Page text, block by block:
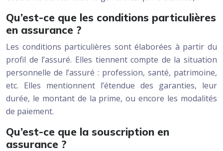
Qu’est-ce que les conditions particulières
en assurance ?
Les conditions particulières sont élaborées à partir du
profil de l’assuré. Elles tiennent compte de la situation
personnelle de l’assuré : profession, santé, patrimoine,
etc. Elles mentionnent l’étendue des garanties, leur
durée, le montant de la prime, ou encore les modalités
de paiement.
Qu’est-ce que la souscription en
assurance ?